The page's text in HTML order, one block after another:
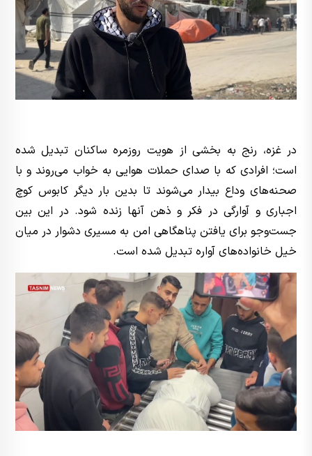
در غزه، رنج به بخشی از هویت روزمره ساکنان تبدیل شده
است؛ افرادی که با صدای حملات هوایی به خواب می‌روند و با
صحنه‌های وداع بیدار می‌شوند تا بدین بار دیگر کابوس کوچ
اجباری و آوارگی در فکر و ذهن آنها زنده شود. در این بین
جست‌وجو برای یافتن پناهگاهی امن به مسیری دشوار در میان
خیل خانواده‌های آواره تبدیل شده است.